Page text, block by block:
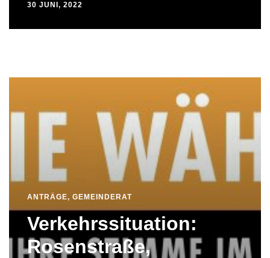
30 JUNI, 2022
ANTRÄGE, GEMEINDERAT
Verkehrssituation:
Rosenstraße,